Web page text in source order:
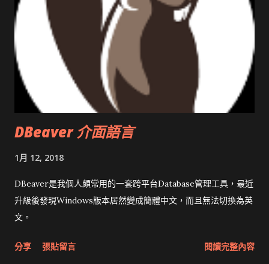
DBeaver 介面語言
1月 12, 2018
DBeaver是我個人頗常用的一套跨平台Database管理工具，最近
升級後發現Windows版本居然變成簡體中文，而且無法切換為英
文。
分享 張貼留言 閱讀完整內容